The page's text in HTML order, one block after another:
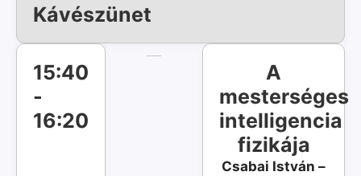
Kávészünet
15:40
-
16:20
Csabai István –
A
mesterséges
intelligencia
fizikája